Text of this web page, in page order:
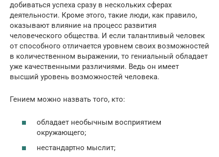
добиваться успеха сразу в нескольких сферах
деятельности. Кроме этого, такие люди, как правило,
оказывают влияние на процесс развития
человеческого общества. И если талантливый человек
от способного отличается уровнем своих возможностей
в количественном выражении, то гениальный обладает
уже качественными различиями. Ведь он имеет
высший уровень возможностей человека.
Гением можно назвать того, кто:
обладает необычным восприятием
окружающего;
нестандартно мыслит;